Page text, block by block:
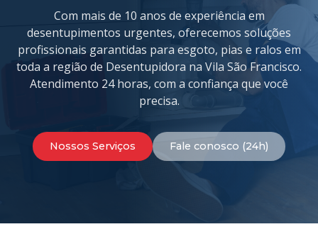
Com mais de 10 anos de experiência em
desentupimentos urgentes, oferecemos soluções
profissionais garantidas para esgoto, pias e ralos em
toda a região de Desentupidora na Vila São Francisco.
Atendimento 24 horas, com a confiança que você
precisa.
Nossos Serviços Fale conosco (24h)